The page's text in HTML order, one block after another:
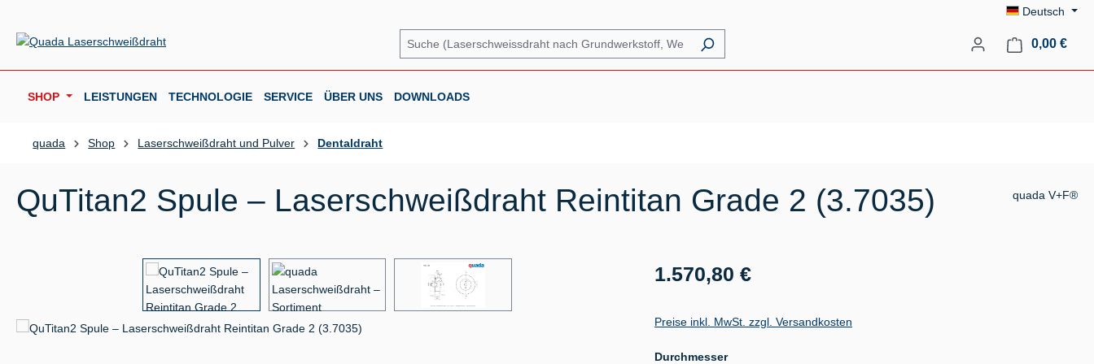
Deutsch
0,00 €
SHOP LEISTUNGEN TECHNOLOGIE SERVICE ÜBER UNS DOWNLOADS
quada Shop Laserschweißdraht und Pulver Dentaldraht
QuTitan2 Spule – Laserschweißdraht Reintitan Grade 2 (3.7035) quada V+F®
Bildergalerie überspringen Regulärer Preis:
1.570,80 €
Preise inkl. MwSt. zzgl. Versandkosten
Durchmesserauswählen